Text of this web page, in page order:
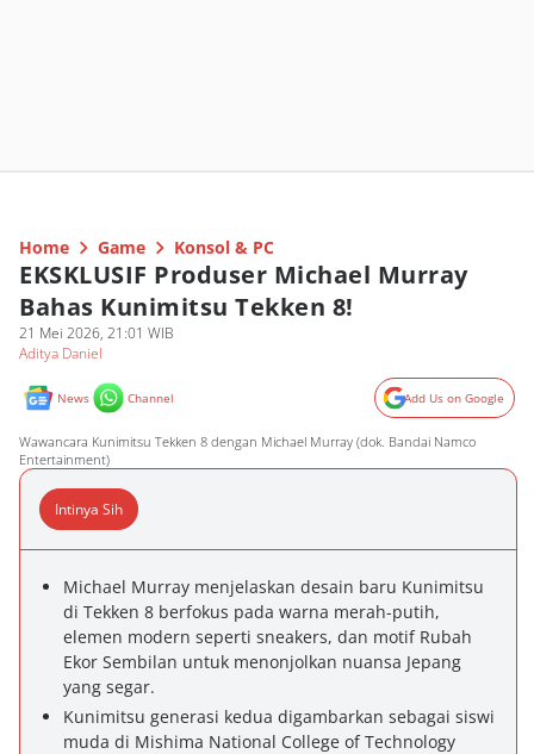
Home Game Konsol & PC
EKSKLUSIF Produser Michael Murray
Bahas Kunimitsu Tekken 8!
21 Mei 2026, 21:01 WIB
Aditya Daniel
News Channel Add Us on Google
Wawancara Kunimitsu Tekken 8 dengan Michael Murray (dok. Bandai Namco
Entertainment)
Intinya Sih
Michael Murray menjelaskan desain baru Kunimitsu
di Tekken 8 berfokus pada warna merah-putih,
elemen modern seperti sneakers, dan motif Rubah
Ekor Sembilan untuk menonjolkan nuansa Jepang
yang segar.
Kunimitsu generasi kedua digambarkan sebagai siswi
muda di Mishima National College of Technology